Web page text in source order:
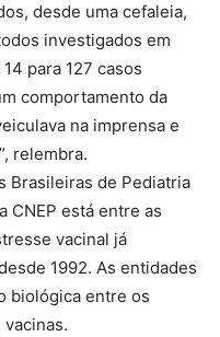
desde uma cefaleia,
investigados em
para 127 casos
comportamento da
na imprensa e
relembra.
Brasileiras de Pediatria
CNEP está entre as
vacinal já
1992. As entidades
biológica entre os